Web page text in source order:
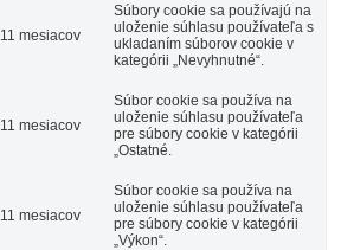
11 mesiacov
Súbory cookie sa používajú na
uloženie súhlasu používateľa s
ukladaním súborov cookie v
kategórii „Nevyhnutné“.
11 mesiacov
Súbor cookie sa používa na
uloženie súhlasu používateľa
pre súbory cookie v kategórii
„Ostatné.
11 mesiacov
Súbor cookie sa používa na
uloženie súhlasu používateľa
pre súbory cookie v kategórii
„Výkon“.